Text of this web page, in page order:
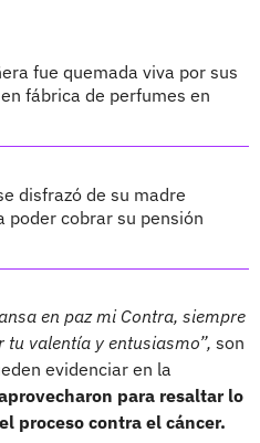
fue quemada viva por sus
fábrica de perfumes en
disfrazó de su madre
poder cobrar su pensión
en paz mi Contra, siempre
tu valentía y entusiasmo”, son
evidenciar en la
para resaltar lo
proceso contra el cáncer.